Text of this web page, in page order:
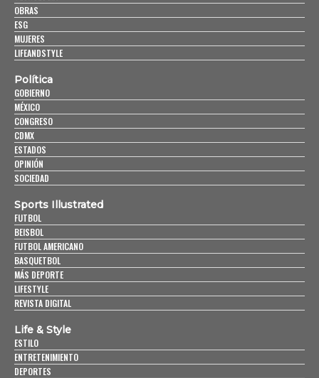
OBRAS
ESG
MUJERES
LIFEANDSTYLE
Política
GOBIERNO
MÉXICO
CONGRESO
CDMX
ESTADOS
OPINIÓN
SOCIEDAD
Sports Illustrated
FUTBOL
BEISBOL
FUTBOL AMERICANO
BASQUETBOL
MÁS DEPORTE
LIFESTYLE
REVISTA DIGITAL
Life & Style
ESTILO
ENTRETENIMIENTO
DEPORTES